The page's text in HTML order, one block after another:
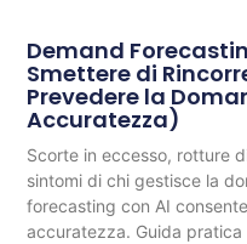
Demand
Smettere di
Prevedere la
Accuratezza)
Scorte in eccesso, rotture
sintomi di chi gestisce la
forecasting con AI
accuratezza. Guida